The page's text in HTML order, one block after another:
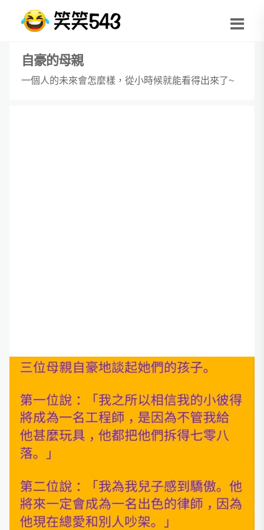
自豪的母親
一個人的未來會怎麼樣，從小時候就能看得出來了~